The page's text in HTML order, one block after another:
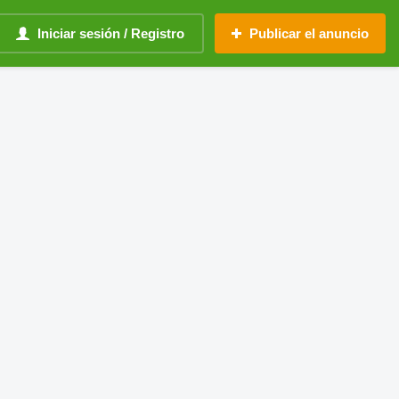
Iniciar sesión / Registro Publicar el anuncio